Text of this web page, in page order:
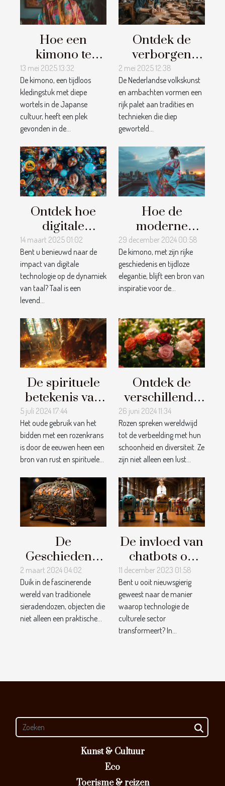
Hoe een
kimono te
stylen voor
verschillende
gelegenheden
13 mei 2025 13:32
De kimono, een tijdloos
kledingstuk met diepe
wortels in de Japanse
cultuur, heeft een plek
gevonden in de...
Ontdek de
verborgen
schatten van
Nederlandse
volkskunst en
ambachten
2 mei 2025 12:38
De Nederlandse volkskunst
en ambachten vormen een
rijk palet aan tradities en
technieken die diep
geworteld...
Ontdek hoe
digitale
platforms
bijdragen aan
taalbehoud en
-ontwikkeling
14 maart 2025 01:02
Bent u benieuwd naar de
impact van digitale
technologie op de dynamiek
van taal? Taal is een
levend...
Hoe de
moderne
kimono
invloed heeft
op
hedendaagse
29 december 2024 00:58
De kimono, met zijn rijke
geschiedenis en tijdloze
elegantie, blijft een bron van
inspiratie voor de...
De spirituele
betekenis van
bidden met
een
rozenkrans
5 juli 2024 17:44
Het oude gebruik van het
bidden met een rozenkrans
is door de eeuwen heen een
bron van rust en spirituele...
Ontdek de
verschillende
soorten rozen
en hun
betekenissen
26 juni 2024 11:34
Rozen spreken wereldwijd
tot de verbeelding met hun
schoonheid en diversiteit. Ze
zijn niet alleen een lust...
De
Geschiedenis
en Culturele
Betekenis van
Traditionele
Sieradendozen
2 maart 2024 04:02
Duik in de fascinerende
wereld van traditionele
sieradendozen, objecten die
niet alleen een praktische...
De invloed van
chatbots op
culturele
instellingen en
de
verspreiding
van kunst
11 december 2023 01:58
Bent u ooit nieuwsgierig
geweest naar de manier
waarop technologie de
culturele sector
transformeert? In...
Kunst & Cultuur
Eco
Toerisme & reizen